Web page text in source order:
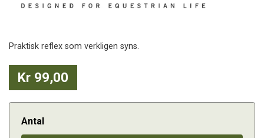
Praktisk reflex som verkligen syns.
Kr 99,00
Antal